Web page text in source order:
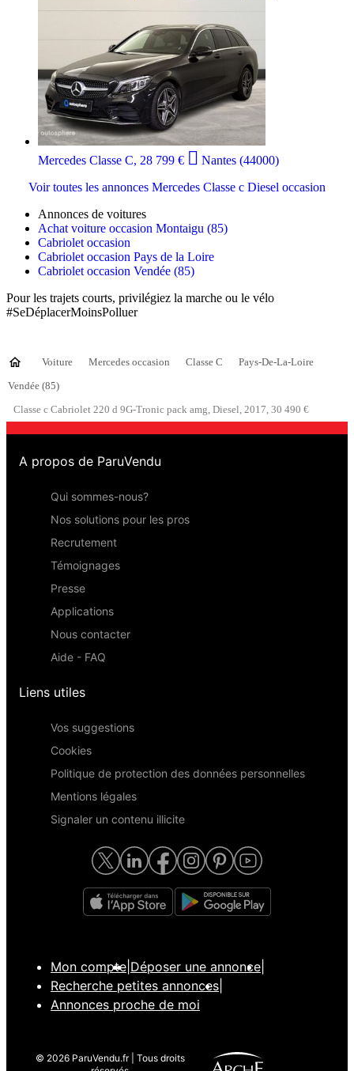
Mercedes Classe C, 28 799 €  Nantes (44000)
Voir toutes les annonces Mercedes Classe c Diesel occasion
Annonces de voitures
Achat voiture occasion Montaigu (85)
Cabriolet occasion
Cabriolet occasion Pays de la Loire
Cabriolet occasion Vendée (85)
Pour les trajets courts, privilégiez la marche ou le vélo
#SeDéplacerMoinsPolluer
Voiture Mercedes occasion Classe C
Pays-De-La-Loire
Vendée (85)
Classe c Cabriolet 220 d 9G-Tronic pack amg, Diesel, 2017, 30 490 €
A propos de ParuVendu
Qui sommes-nous?
Nos solutions pour les pros
Recrutement
Témoignages
Presse
Applications
Nous contacter
Aide - FAQ
Liens utiles
Vos suggestions
Cookies
Politique de protection des données personnelles
Mentions légales
Signaler un contenu illicite
Mon compte Déposer une annonce
Recherche petites annonces
Annonces proche de moi
© 2026 ParuVendu.fr | Tous droits